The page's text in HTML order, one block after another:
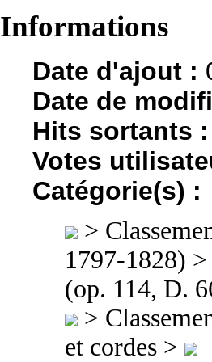
Informations
Date d'ajout :
Date de
Hits sortants :
Votes
Catégorie(s) :
>
1797-1828)
(op. 114, D.
>
et cordes >